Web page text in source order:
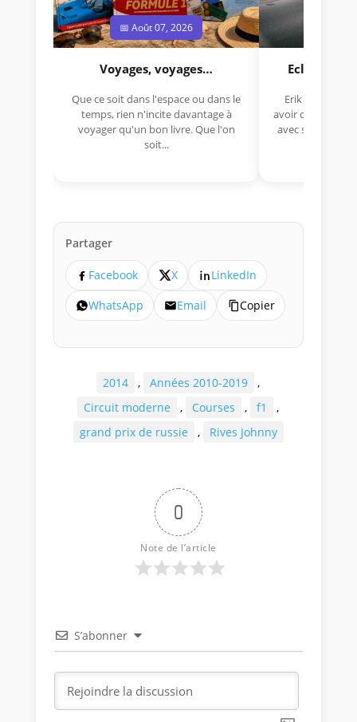
📅 Août 07, 2026
Voyages, voyages…
Que ce soit dans l'espace ou dans le
temps, rien n'incite davantage à
voyager qu'un bon livre. Que l'on
soit...
Eclectica
Erik Comas,
avoir déjà
avec sa Lancia
Partager
Facebook X
LinkedIn
WhatsApp
Email Copier
2014 , Années 2010-2019
,
Circuit moderne
, Courses , f1
,
grand prix de russie
, Rives Johnny
0
Note de l’article
S’abonner